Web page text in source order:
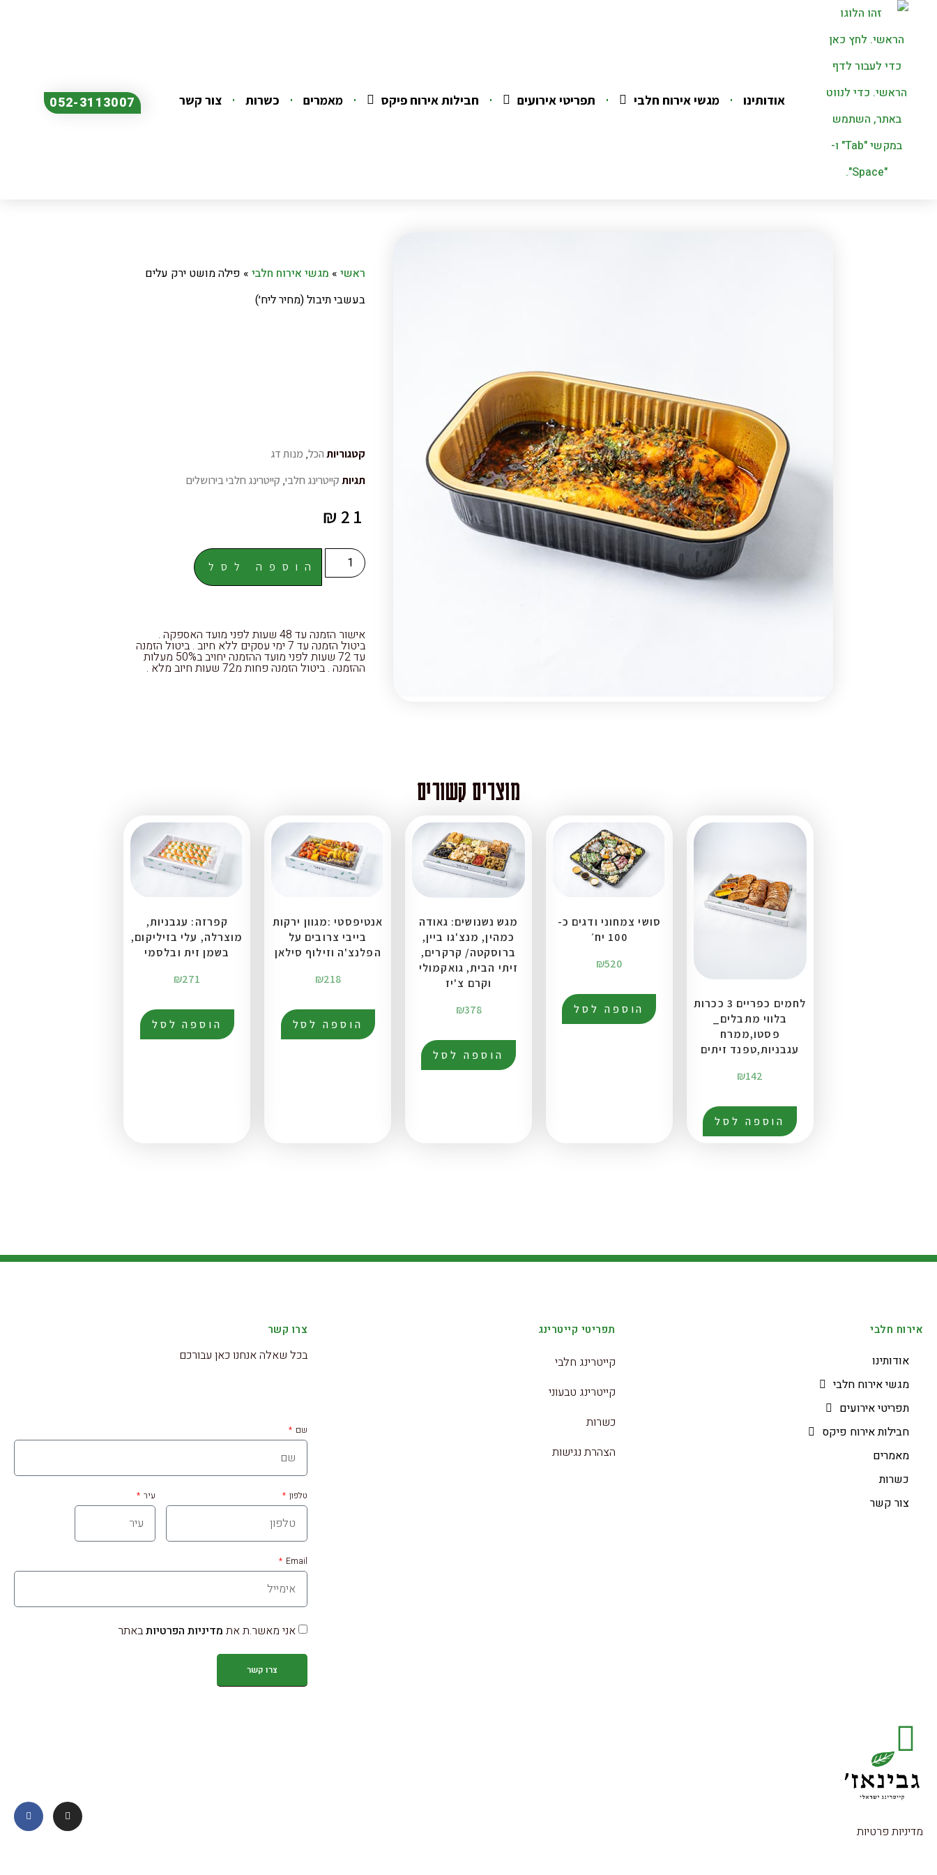
אודותינו מגשי אירוח חלבי תפריטי אירועים חבילות אירוח פיקס מאמרים כשרות צור קשר 052-3113007
ראשי» מגשי אירוח חלבי» פילה מושט ירק עלים
בעשבי תיבול (מחיר ליח׳)
קטגוריות הכל, מנות דג
תגיות קייטרינג חלבי, קייטרינג חלבי בירושלים
₪ 21
הוספה לסל
אישור הזמנה עד 48 שעות לפני מועד האספקה .
ביטול הזמנה עד 7 ימי עסקים ללא חיוב . ביטול הזמנה
עד 72 שעות לפני מועד ההזמנה יחויב ב50% מעלות
ההזמנה . ביטול הזמנה פחות מ72 שעות חיוב מלא .
מוצרים קשורים
לחמים כפריים 3 ככרות
בלווי מתבלים_
פסטו,ממרח
עגבניות,טפנד זיתים
₪142
הוספה לסל
סושי צמחוני ודגים כ-
100 יח׳
₪520
הוספה לסל
מגש נשנושים: גאודה
כמהין, מנצ'גו ביין,
ברוסקטה/ קרקרים,
זיתי הבית, גואקמולי
וקרם צ'יז
₪378
הוספה לסל
אנטיפסטי :מגוון ירקות
בייבי צרובים על
הפלנצ'ה וזילוף סילאן
₪218
הוספה לסל
קפרזה: עגבניות,
מוצרלה, עלי בזיליקום,
בשמן זית ובלסמי
₪271
הוספה לסל
אירוח חלבי
אודותינו
מגשי אירוח חלבי
תפריטי אירועים
חבילות אירוח פיקס
מאמרים
כשרות
צור קשר
תפריטי קייטרינג
קייטרינג חלבי
קייטרינג טבעוני
כשרות
הצהרת נגישות
צרו קשר
בכל שאלה אנחנו כאן עבורכם
שם
טלפון עיר
Email
אני מאשר.ת את מדיניות הפרטיותבאתר
צרו קשר
מדיניות פרטיות